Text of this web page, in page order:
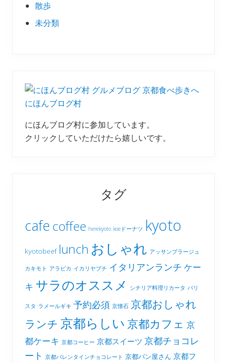
散歩
未分類
にほんブログ村
にほんブログ村に参加しています。
クリックしていただけたら嬉しいです。
タグ
cafe coffee herekyoto koeドーナツ kyoto
kyotobeef lunch おしゃれ アッサンブラージュ
カキモト アラビカ イカリヤプチ イタリアンランチ ケー
キ サラのオススメ シチリア料理リカータ バリ
スタ ラメールギキ 予約必須 京懐石 京都おしゃれ
ランチ 京都らしい 京都カフェ 京
都ケーキ 京都コーヒー 京都スイーツ 京都チョコレ
ート 京都バレンタインチョコレート 京都パン屋さん 京都フ